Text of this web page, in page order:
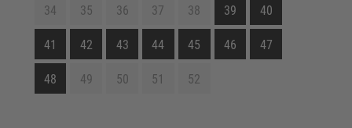
34 35 36 37 38 39 40
41 42 43 44 45 46 47
48 49 50 51 52